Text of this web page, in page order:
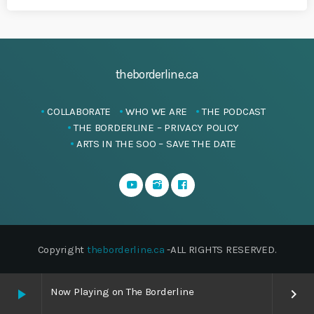
play_arrow Now Playing on The Borderline keyboard_arrow_right
theborderline.ca
COLLABORATE WHO WE ARE
THE PODCAST
THE BORDERLINE – PRIVACY POLICY
ARTS IN THE SOO – SAVE THE DATE
Copyright theborderline.ca -ALL RIGHTS RESERVED.